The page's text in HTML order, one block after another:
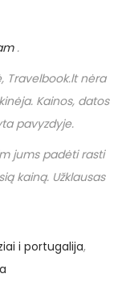
.
Travelbook.ltnėra
Kainos, datos
pavyzdyje.
jums padėti rasti
kainą. Užklausas
i portugalija,